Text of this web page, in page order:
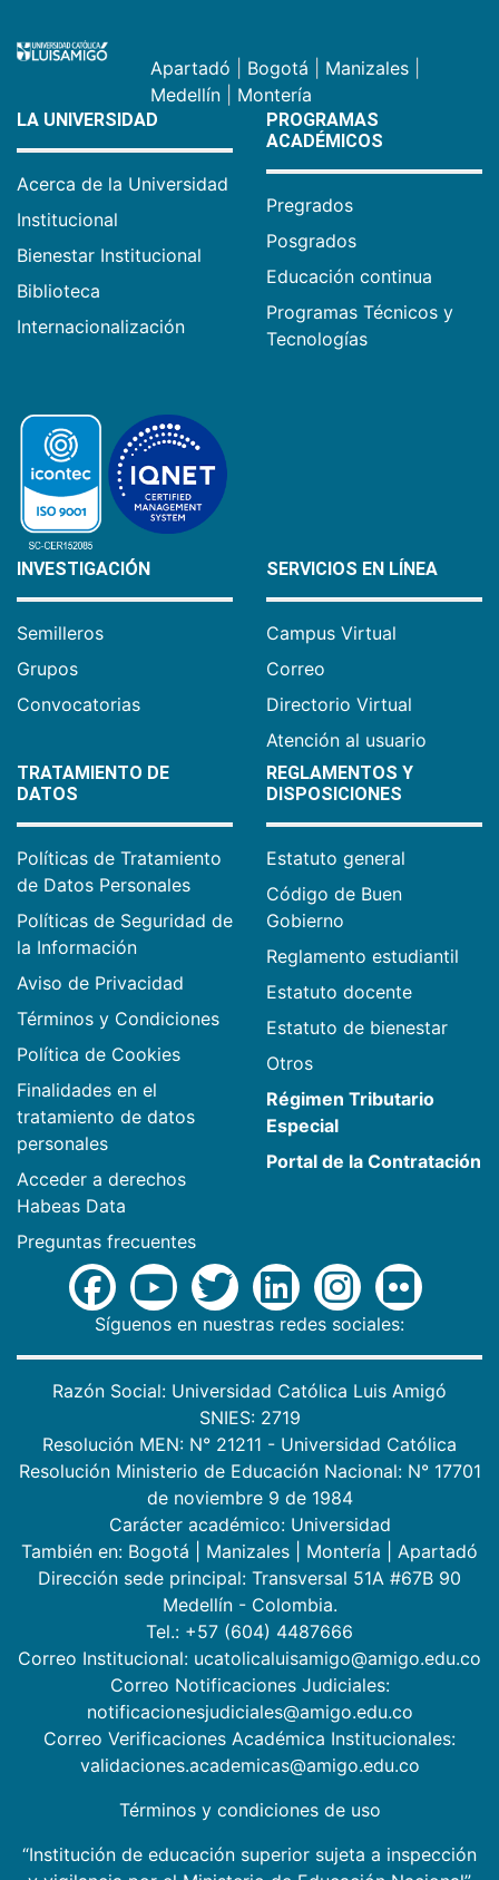
Apartadó Bogotá Manizales
Medellín
Montería
LA UNIVERSIDAD
Acerca de la Universidad
Institucional
Bienestar Institucional
Biblioteca
Internacionalización
PROGRAMAS
ACADÉMICOS
Pregrados
Posgrados
Educación continua
Programas Técnicos y
Tecnologías
INVESTIGACIÓN
Semilleros
Grupos
Convocatorias
SERVICIOS EN LÍNEA
Campus Virtual
Correo
Directorio Virtual
Atención al usuario
TRATAMIENTO DE
DATOS
Políticas de Tratamiento
de Datos Personales
Políticas de Seguridad de
la Información
Aviso de Privacidad
Términos y Condiciones
Política de Cookies
Finalidades en el
tratamiento de datos
personales
Acceder a derechos
Habeas Data
Preguntas frecuentes
REGLAMENTOS Y
DISPOSICIONES
Estatuto general
Código de Buen
Gobierno
Reglamento estudiantil
Estatuto docente
Estatuto de bienestar
Otros
Régimen Tributario
Especial
Portal de la Contratación
Síguenos en nuestras redes sociales:
Razón Social: Universidad Católica Luis Amigó
SNIES: 2719
Resolución MEN: N° 21211 - Universidad Católica
Resolución Ministerio de Educación Nacional: N° 17701
de noviembre 9 de 1984
Carácter académico: Universidad
También en: Bogotá Manizales Montería
Apartadó
Dirección sede principal: Transversal 51A #67B 90
Medellín - Colombia.
Tel.: +57 (604) 4487666
Correo Institucional: ucatolicaluisamigo@amigo.edu.co
Correo Notificaciones Judiciales:
notificacionesjudiciales@amigo.edu.co
Correo Verificaciones Académica Institucionales:
validaciones.academicas@amigo.edu.co
Términos y condiciones de uso
“Institución de educación superior sujeta a inspección